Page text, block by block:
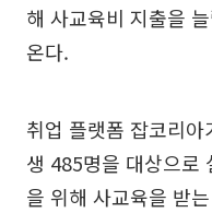
해 사교육비 지출을
온다.
취업 플랫폼 잡코리
생 485명을 대상으로
을 위해 사교육을 받